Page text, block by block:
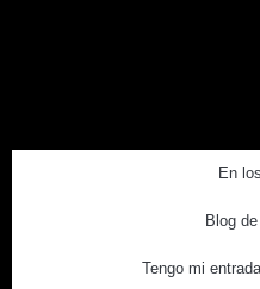
En
Blog
Tengo mi